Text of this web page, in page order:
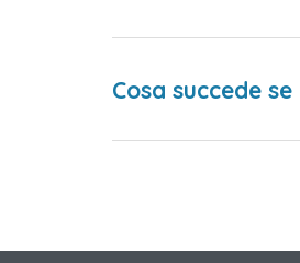
Cosa succede